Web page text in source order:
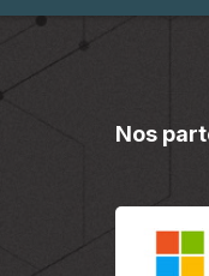
Nos